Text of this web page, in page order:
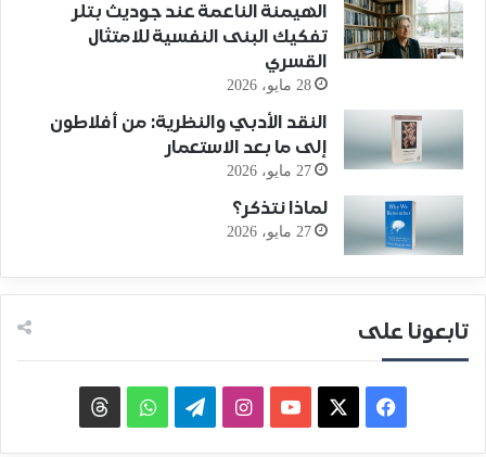
الهيمنة الناعمة عند جوديث بتلر
تفكيك البنى النفسية للامتثال
القسري
28 مايو، 2026
النقد الأدبي والنظرية: من أفلاطون
إلى ما بعد الاستعمار
27 مايو، 2026
لماذا نتذكر؟
27 مايو، 2026
تابعونا على